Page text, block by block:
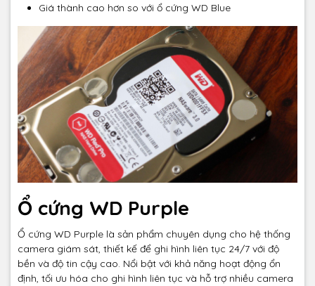
Giá thành cao hơn so với ổ cứng WD Blue
Ổ cứng WD Purple
Ổ cứng WD Purple là sản phẩm chuyên dụng cho hệ thống
camera giám sát, thiết kế để ghi hình liên tục 24/7 với độ
bền và độ tin cậy cao. Nổi bật với khả năng hoạt động ổn
định, tối ưu hóa cho ghi hình liên tục và hỗ trợ nhiều camera